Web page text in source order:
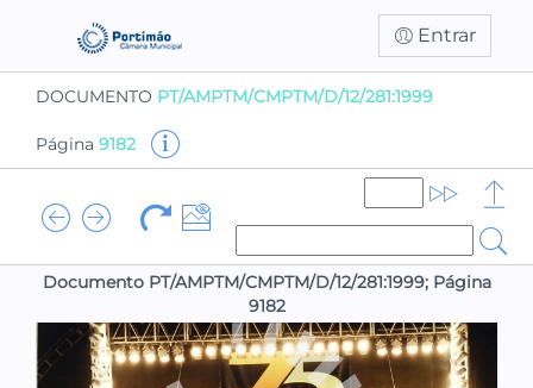
Entrar
DOCUMENTO PT/AMPTM/CMPTM/D/12/281:1999
Página 9182
Documento PT/AMPTM/CMPTM/D/12/281:1999; Página
9182